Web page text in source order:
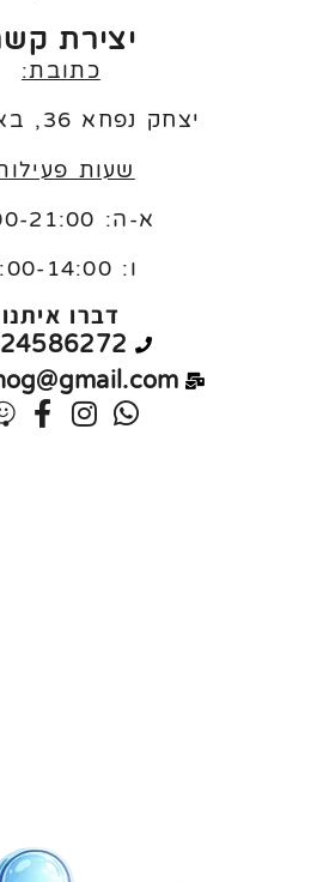
יצירת
כתובת:
יצחק נפחא 36, באר שבע
שעות
א-ה: 9:00-21:00
ו: 14:00
דברו איתנו